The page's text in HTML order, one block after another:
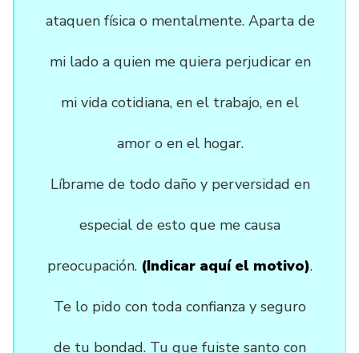
ataquen física o mentalmente. Aparta de
mi lado a quien me quiera perjudicar en
mi vida cotidiana, en el trabajo, en el
amor o en el hogar.
Líbrame de todo daño y perversidad en
especial de esto que me causa
preocupación. (Indicar aquí el motivo).
Te lo pido con toda confianza y seguro
de tu bondad. Tu que fuiste santo con